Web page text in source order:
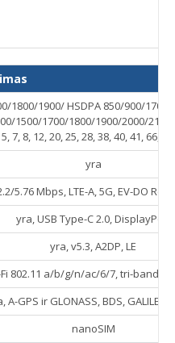
1800/1900/ HSDPA 850/900/1700/
1500/1700/1800/1900/2000/
7, 8, 12, 20, 25, 28, 38, 40, 41, 66,
yra
5.76 Mbps, LTE-A, 5G, EV-DO
yra, USB Type-C 2.0, DisplayPort
yra, v5.3, A2DP, LE
802.11 a/b/g/n/ac/6/7, tri-band,
A-GPS ir GLONASS, BDS, GALILEO,
nanoSIM